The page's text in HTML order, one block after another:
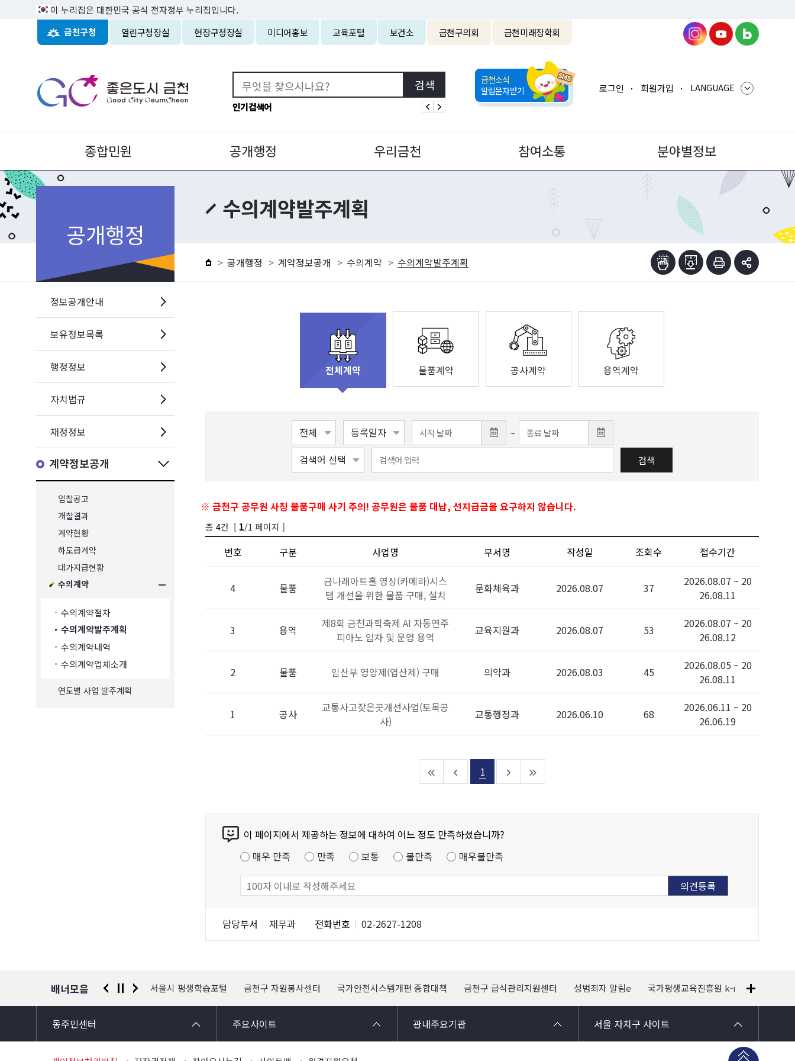
이 누리집은 대한민국 공식 전자정부 누리집입니다.
금천구청 열린구청장실 현장구청장실 미디어홍보 교육포털 보건소 금천구의회 금천미래장학회
인기검색어
금천소식
알림문자받기
로그인 회원가입 LANGUAGE
종합민원 공개행정 우리금천 참여소통 분야별정보
공개행정
정보공개안내
보유정보목록
행정정보
자치법규
재정정보
계약정보공개
입찰공고
개찰결과
계약현황
하도급계약
대가지급현황
수의계약
수의계약절차
수의계약발주계획
수의계약내역
수의계약업체소개
연도별 사업 발주계획
수의계약발주계획
공개행정 계약정보공개 수의계약 수의계약발주계획
전체계약 물품계약 공사계약 용역계약
~
검색
※ 금천구 공무원 사칭 물품구매 사기 주의! 공무원은 물품 대납, 선지급금을 요구하지 않습니다.
총 4건 [ 1/1 페이지 ]
번호 구분 사업명 부서명 작성일 조회수 접수기간
4 물품
금나래아트홀 영상(카메라)시스
템 개선을 위한 물품 구매, 설치
문화체육과 2026.08.07 37
2026.08.07 ~ 20
26.08.11
3 용역
제8회 금천과학축제 AI 자동연주
피아노 임차 및 운영 용역
교육지원과 2026.08.07 53
2026.08.07 ~ 20
26.08.12
2 물품 임산부 영양제(엽산제) 구매 의약과 2026.08.03 45
2026.08.05 ~ 20
26.08.11
1 공사
교통사고잦은곳개선사업(토목공
사)
교통행정과 2026.06.10 68
2026.06.11 ~ 20
26.06.19
1
이 페이지에서 제공하는 정보에 대하여 어느 정도 만족하셨습니까?
매우 만족
만족 보통 불만족 매우불만족
담당부서 재무과 전화번호 02-2627-1208
배너모음
경찰청 유실물 통합포털 서울시 평생학습포털 금천구 자원봉사센터 국가안전시스템개편 종합대책 금천구 급식관리지원센터 성범죄자 알림e 국가평생교육진흥원 k-mooc
동주민센터 주요사이트 관내주요기관 서울 자치구 사이트